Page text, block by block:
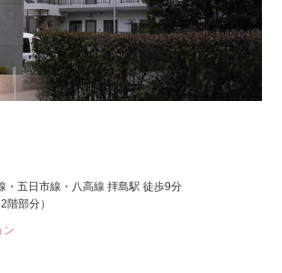
・五日市線・八高線 拝島駅 徒歩9分
2階部分）
ン